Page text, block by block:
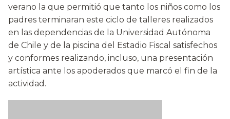
verano la que permitió que tanto los niños como los
padres terminaran este ciclo de talleres realizados
en las dependencias de la Universidad Autónoma
de Chile y de la piscina del Estadio Fiscal satisfechos
y conformes realizando, incluso, una presentación
artística ante los apoderados que marcó el fin de la
actividad.